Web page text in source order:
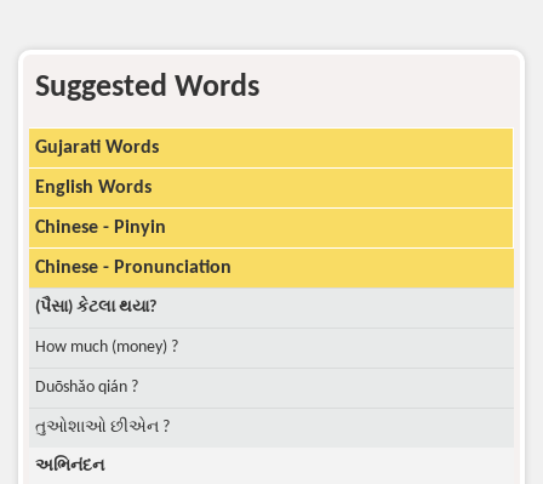
Suggested Words
Gujarati Words
English Words
Chinese - Pinyin
Chinese - Pronunciation
(પૈસા) કેટલા થયા?
How much (money) ?
Duōshǎo qián ?
તુઓશાઓ છીએન ?
અભિનંદન